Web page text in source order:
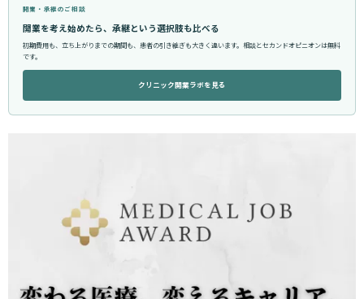
開業・承継のご相談
開業を考え始めたら、承継という選択肢も比べる
初期費用も、立ち上がりまでの期間も、患者の引き継ぎも大きく違います。相談とセカンドオピニオンは無料
です。
クリニック開業ラボを見る